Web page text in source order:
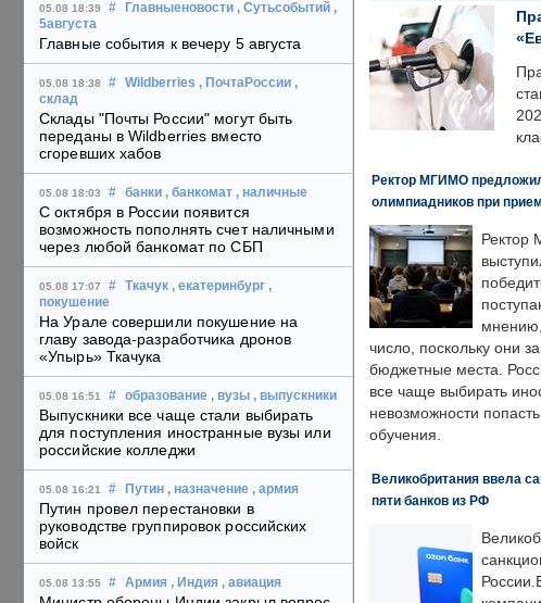
05.08 18:39 # Главныеновости , Сутьсобытий ,
5августа
Главные события к вечеру 5 августа
05.08 18:38 # Wildberries , ПочтаРоссии ,
склад
Склады "Почты России" могут быть
переданы в Wildberries вместо
сгоревших хабов
05.08 18:03 # банки , банкомат , наличные
С октября в России появится
возможность пополнять счет наличными
через любой банкомат по СБП
05.08 17:07 # Ткачук , екатеринбург ,
покушение
На Урале совершили покушение на
главу завода-разработчика дронов
«Упырь» Ткачука
05.08 16:51 # образование , вузы , выпускники
Выпускники все чаще стали выбирать
для поступления иностранные вузы или
российские колледжи
05.08 16:21 # Путин , назначение , армия
Путин провел перестановки в
руководстве группировок российских
войск
05.08 13:55 # Армия , Индия , авиация
Ректор МГИМО
олимпиадников при
Ректор
число, поскольку они
бюджетные места.
все чаще выбирать
невозможности
обучения.
Великобритания ввела
пяти банков из РФ